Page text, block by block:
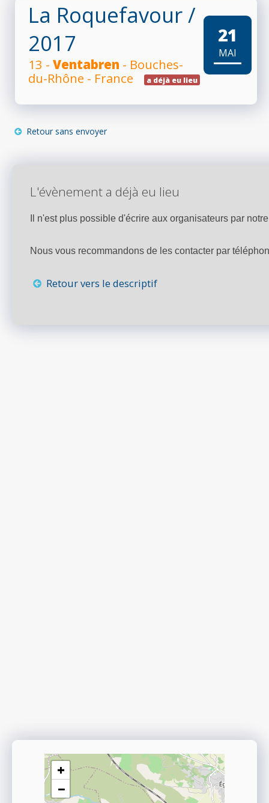
La Roquefavour/
2017
13 - Ventabren - Bouches-
du-Rhône - France
a déjà eu lieu
21
MAI
Retour sans envoyer
L'évènement a déjà eu lieu
Il n'est plus possible d'écrire aux organisateurs par
Nous vous recommandons de les contacter par
Retour vers le descriptif
+
−